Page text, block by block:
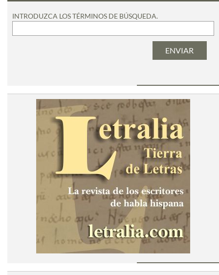
INTRODUZCA LOS TÉRMINOS DE BÚSQUEDA.